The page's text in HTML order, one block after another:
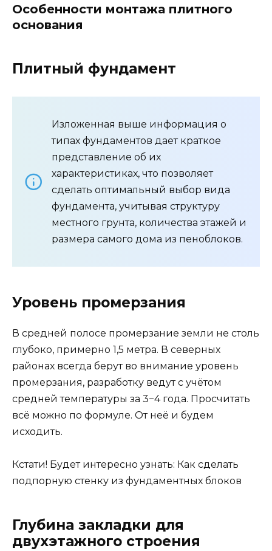
Особенности монтажа плитного
основания
Плитный фундамент
Изложенная выше информация о
типах фундаментов дает краткое
представление об их
характеристиках, что позволяет
сделать оптимальный выбор вида
фундамента, учитывая структуру
местного грунта, количества этажей и
размера самого дома из пеноблоков.
Уровень промерзания
В средней полосе промерзание земли не столь
глубоко, примерно 1,5 метра. В северных
районах всегда берут во внимание уровень
промерзания, разработку ведут с учётом
средней температуры за 3−4 года. Просчитать
всё можно по формуле. От неё и будем
исходить.
Кстати! Будет интересно узнать: Как сделать
подпорную стенку из фундаментных блоков
Глубина закладки для
двухэтажного строения